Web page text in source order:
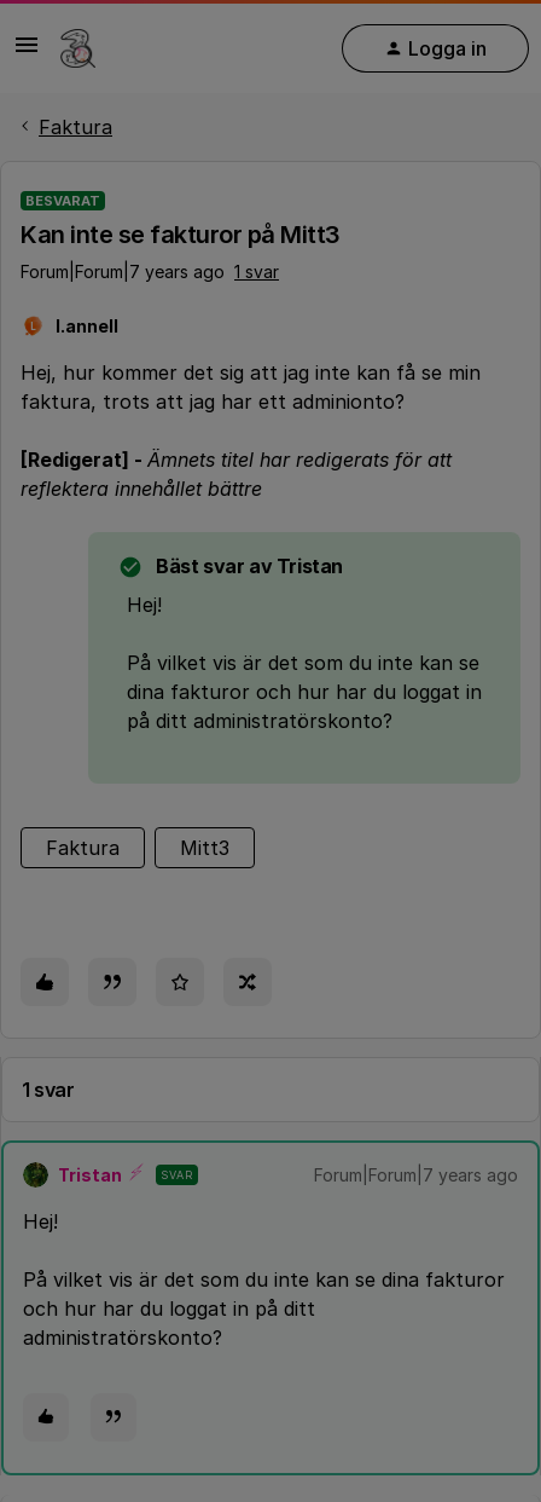
Logga in
Faktura
BESVARAT
Kan inte se fakturor på Mitt3
Forum|Forum|7 years ago 1 svar
l.annell
Hej, hur kommer det sig att jag inte kan få se min
faktura, trots att jag har ett adminionto?
[Redigerat] - Ämnets titel har redigerats för att
reflektera innehållet bättre
Bäst svar av Tristan
Hej!
På vilket vis är det som du inte kan se
dina fakturor och hur har du loggat in
på ditt administratörskonto?
Faktura Mitt3
1 svar
Tristan SVAR Forum|Forum|7 years ago
Hej!
På vilket vis är det som du inte kan se dina fakturor
och hur har du loggat in på ditt
administratörskonto?